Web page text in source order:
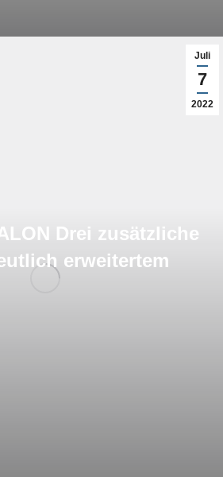
Juli
7
2022
Drei zusätzliche
erweitertem